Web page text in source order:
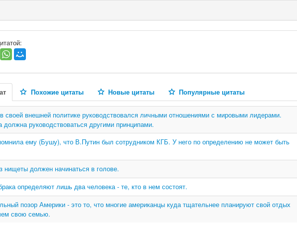
Похожие цитаты Новые цитаты Популярные цитаты
внешней политике руководствовался личными отношениями с мировыми лидерами.
должна руководствоваться другими принципами.
ему (Бушу), что В.Путин был сотрудником КГБ. У него по определению не может быть
нищеты должен начинаться в голове.
определяют лишь два человека - те, кто в нем состоят.
позор Америки - это то, что многие американцы куда тщательнее планируют свой отдых
свою семью.